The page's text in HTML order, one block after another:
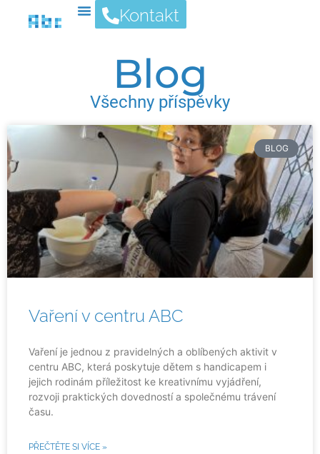
Kontakt
Blog
Všechny příspěvky
BLOG
Vaření v centru ABC
Vaření je jednou z pravidelných a oblíbených aktivit v
centru ABC, která poskytuje dětem s handicapem i
jejich rodinám příležitost ke kreativnímu vyjádření,
rozvoji praktických dovedností a společnému trávení
času.
PŘEČTĚTE SI VÍCE »